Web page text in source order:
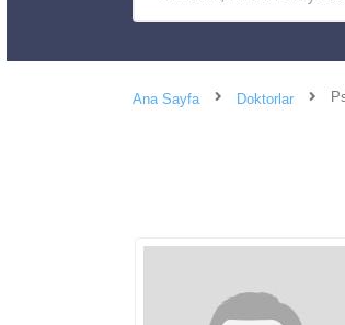
Ana Sayfa Doktorlar